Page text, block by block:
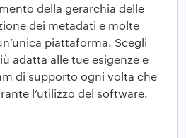
della gerarchia delle
dei metadati e molte
piattaforma. Scegli
adatta alle tue esigenze e
di supporto ogni volta che
l’utilizzo del software.